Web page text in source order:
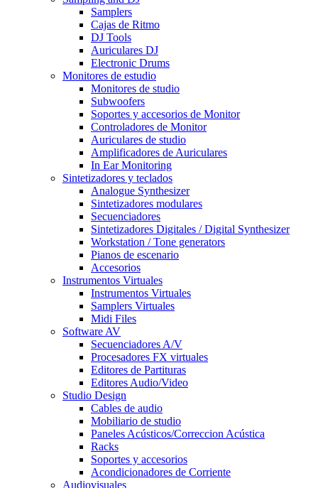
Samplers
Cajas de Ritmo
DJ Tools
Auriculares DJ
Electronic Drums
Monitores de estudio
Monitores de studio
Subwoofers
Soportes y accesorios de Monitor
Controladores de Monitor
Auriculares de studio
Amplificadores de Auriculares
In Ear Monitoring
Sintetizadores y teclados
Analogue Synthesizer
Sintetizadores modulares
Secuenciadores
Sintetizadores Digitales / Digital Synthesizer
Workstation / Tone generators
Pianos de escenario
Accesorios
Instrumentos Virtuales
Instrumentos Virtuales
Samplers Virtuales
Midi Files
Software AV
Secuenciadores A/V
Procesadores FX virtuales
Editores de Partituras
Editores Audio/Video
Studio Design
Cables de audio
Mobiliario de studio
Paneles Acústicos/Correccion Acústica
Racks
Soportes y accesorios
Acondicionadores de Corriente
Audiovisuales